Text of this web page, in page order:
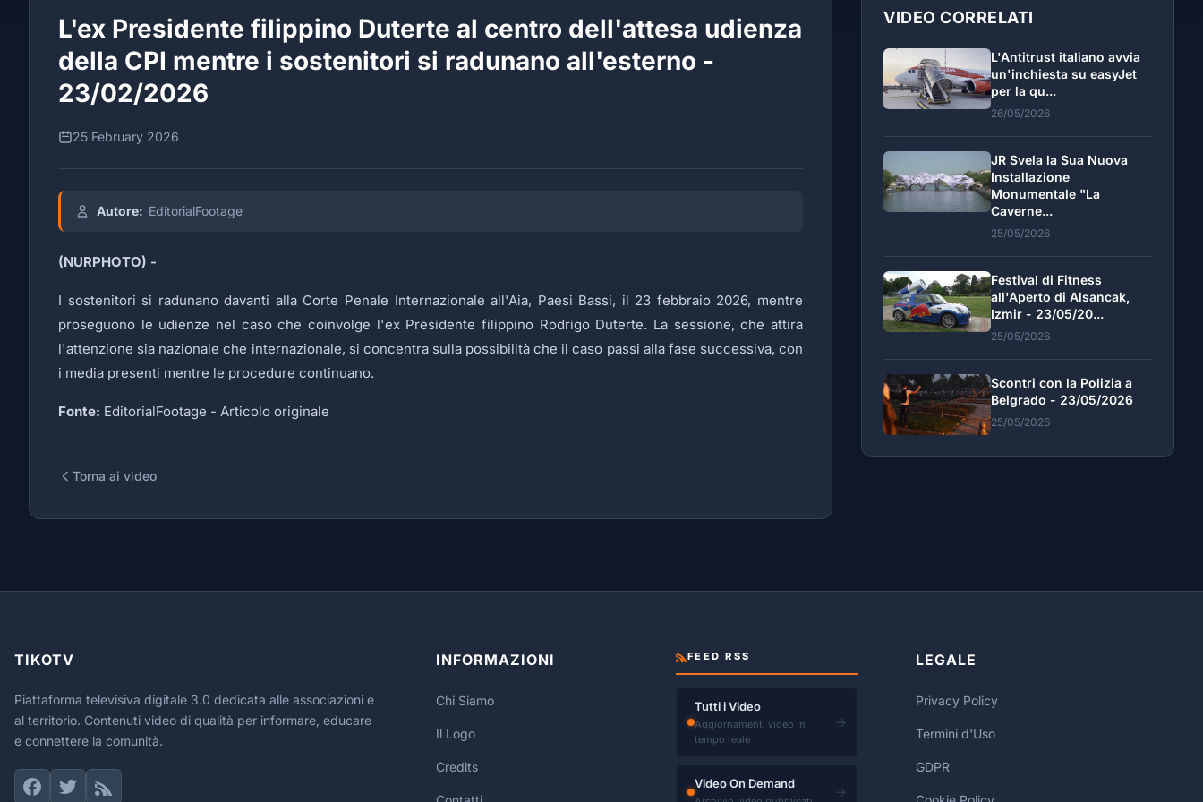
L'ex Presidente filippino Duterte al centro dell'attesa udienza
della CPI mentre i sostenitori si radunano all'esterno -
23/02/2026
25 February 2026
Autore: EditorialFootage
(NURPHOTO) -
I sostenitori si radunano davanti alla Corte Penale Internazionale all'Aia, Paesi Bassi, il 23 febbraio 2026, mentre
proseguono le udienze nel caso che coinvolge l'ex Presidente filippino Rodrigo Duterte. La sessione, che attira
l'attenzione sia nazionale che internazionale, si concentra sulla possibilità che il caso passi alla fase successiva, con
i media presenti mentre le procedure continuano.
Fonte: EditorialFootage - Articolo originale
Torna ai video
VIDEO CORRELATI
L'Antitrust italiano avvia
un'inchiesta su easyJet
per la qu...
26/05/2026
JR Svela la Sua Nuova
Installazione
Monumentale "La
Caverne...
25/05/2026
Festival di Fitness
all'Aperto di Alsancak,
Izmir - 23/05/20...
25/05/2026
Scontri con la Polizia a
Belgrado - 23/05/2026
25/05/2026
TIKOTV
Piattaforma televisiva digitale 3.0 dedicata alle associazioni e
al territorio. Contenuti video di qualità per informare, educare
e connettere la comunità.
INFORMAZIONI
Chi Siamo
Il Logo
Credits
FEED RSS
Tutti i Video
Aggiornamenti video in
tempo reale
→
Video On Demand →
LEGALE
Privacy Policy
Termini d'Uso
GDPR